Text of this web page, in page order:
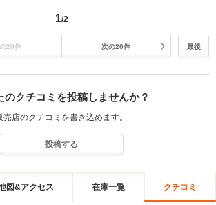
1/2
20件 次の20件 最後
のクチコミを投稿しませんか？
売店のクチコミを書き込めます。
投稿する
図&アクセス 在庫一覧 クチコミ